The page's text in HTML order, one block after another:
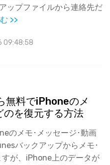
ップファイルから連絡先だ
>>
09:48:58
無料でiPhoneのメ
のを復元する方法
のメモ･メッセージ･動画
バックアップからメモ･
が、iPhone上のデータが